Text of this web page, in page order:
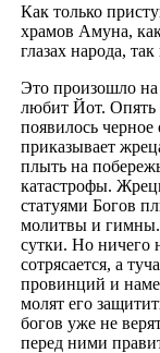
Как только
храмов Амуна,
глазах народа,
Это произошло на
любит Йот. Опять
появилось черное
приказывает
плыть на
катастрофы.
статуями Богов
молитвы и гимны.
сутки. Но ничего
сотрясается, а
провинций и
молят его
богов уже не
перед ними